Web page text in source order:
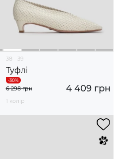
38 39
Туфлі
4 409 грн
6 298 грн
1 колір